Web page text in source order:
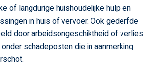
of langdurige huishoudelijke hulp en
in huis of vervoer. Ook gederfde
door arbeidsongeschiktheid of verlies
schadeposten die in aanmerking